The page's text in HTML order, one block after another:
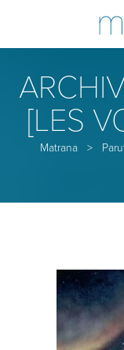
[LES
Matrana>